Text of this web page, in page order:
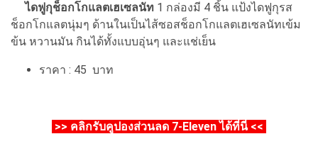
ไดฟูกุช็อกโกแลตเฮเซลนัท 1 กล่องมี 4 ชิ้น แป้งไดฟูกุรส
ช็อกโกแลตนุ่มๆ ด้านในเป็นไส้ซอสช็อกโกแลตเฮเซลนัทเข้ม
ข้น หวานมัน กินได้ทั้งแบบอุ่นๆ และแช่เย็น
ราคา : 45 บาท
>> คลิกรับคูปองส่วนลด 7-Eleven ได้ที่นี่<<